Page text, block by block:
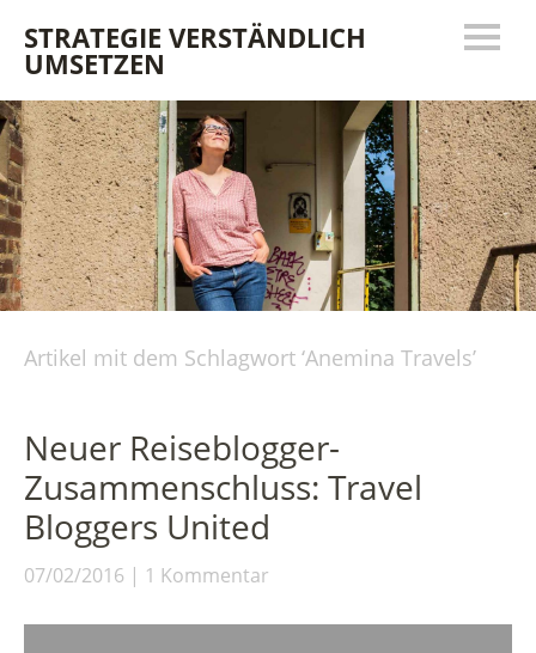
STRATEGIE VERSTÄNDLICH
UMSETZEN
Artikel mit dem Schlagwort ‘Anemina Travels’
Neuer Reiseblogger-
Zusammenschluss: Travel
Bloggers United
07/02/2016 1 Kommentar